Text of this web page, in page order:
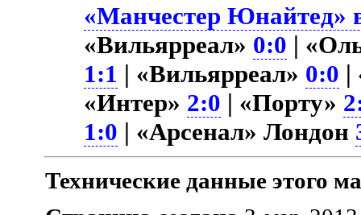
«Манчестер Юнайтед»
«Вильярреал» 0:0 |
1:1 | «Вильярреал» 0:0 |
«Интер» 2:0 | «Порту»
1:0 | «Арсенал» Лондон
Технические данные этого